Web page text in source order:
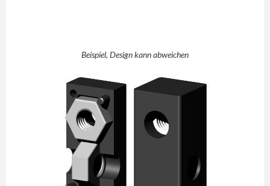
Beispiel, Design kann abweichen